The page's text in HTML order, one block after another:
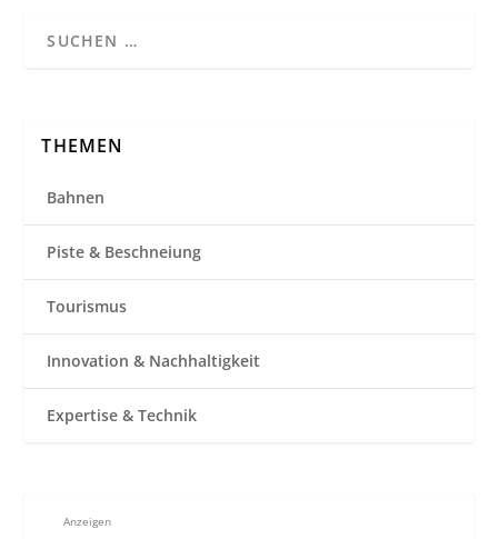
THEMEN
Bahnen
Piste & Beschneiung
Tourismus
Innovation & Nachhaltigkeit
Expertise & Technik
Anzeigen